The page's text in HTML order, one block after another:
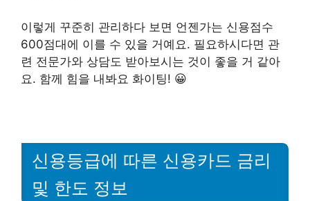
이렇게 꾸준히 관리하다 보면 언젠가는 신용점수
600점대에 이를 수 있을 거예요. 필요하시다면 관
련 전문가와 상담도 받아보시는 것이 좋을 거 같아
요. 함께 힘을 내봐요 화이팅! 😀
신용등급에 따른 신용카드 금리
및 한도 정보